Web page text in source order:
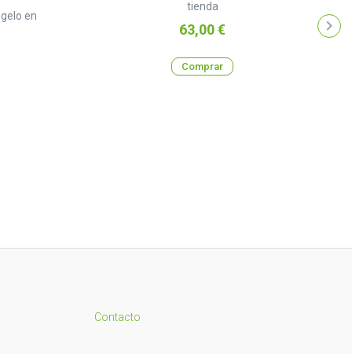
en
tienda
Precio
63,00 €
Comprar
Contacto